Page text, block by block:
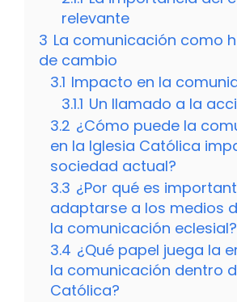
relevante
3 La comunicación como
de cambio
3.1 Impacto en la
3.1.1 Un llamado a la
3.2 ¿Cómo puede la
en la Iglesia Católica
sociedad actual?
3.3 ¿Por qué es
adaptarse a los medios
la comunicación eclesial?
3.4 ¿Qué papel juega la
la comunicación dentro
Católica?